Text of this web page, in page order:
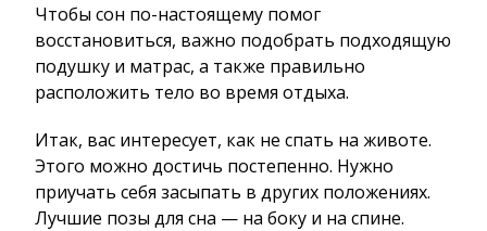
Чтобы сон по-настоящему помог
восстановиться, важно подобрать подходящую
подушку и матрас, а также правильно
расположить тело во время отдыха.
Итак, вас интересует, как не спать на животе.
Этого можно достичь постепенно. Нужно
приучать себя засыпать в других положениях.
Лучшие позы для сна — на боку и на спине.